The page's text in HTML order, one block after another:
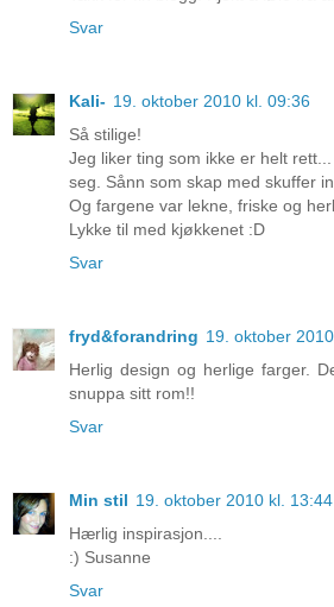
Svar
Kali- 19. oktober 2010 kl. 09:36
Så stilige!
Jeg liker ting som ikke er helt
seg. Sånn som skap med skuffer
Og fargene var lekne, friske og
Lykke til med kjøkkenet :D
Svar
fryd&forandring 19. oktober
Herlig design og herlige farger.
snuppa sitt rom!!
Svar
Min stil 19. oktober 2010 kl. 13:44
Hærlig inspirasjon....
:) Susanne
Svar